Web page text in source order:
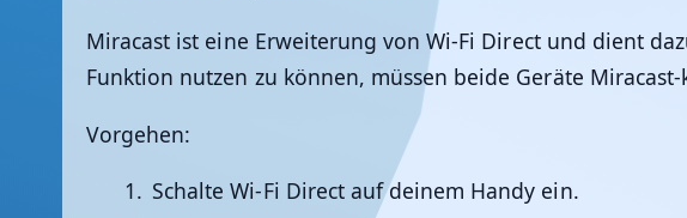
Miracast ist eine Erweiterung von Wi-Fi Direct und dient
Funktion nutzen zu können, müssen beide Geräte
Vorgehen:
Schalte Wi-Fi Direct auf deinem Handy ein.